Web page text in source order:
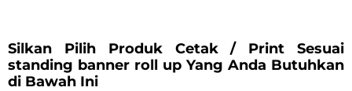
Silkan Pilih Produk Cetak / Print Sesuai
standing banner roll up Yang Anda Butuhkan
di Bawah Ini